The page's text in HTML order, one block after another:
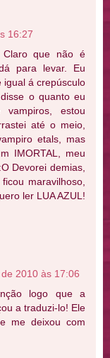
16:27
que não é
para levar. Eu
igual á crepúsculo
o quanto eu
estou
até o meio,
etals, mas
IMORTAL, meu
Devorei demias,
maravilhoso,
ler LUA AZUL!
2010 às 17:06
logo que a
a traduzi-lo! Ele
me deixou com